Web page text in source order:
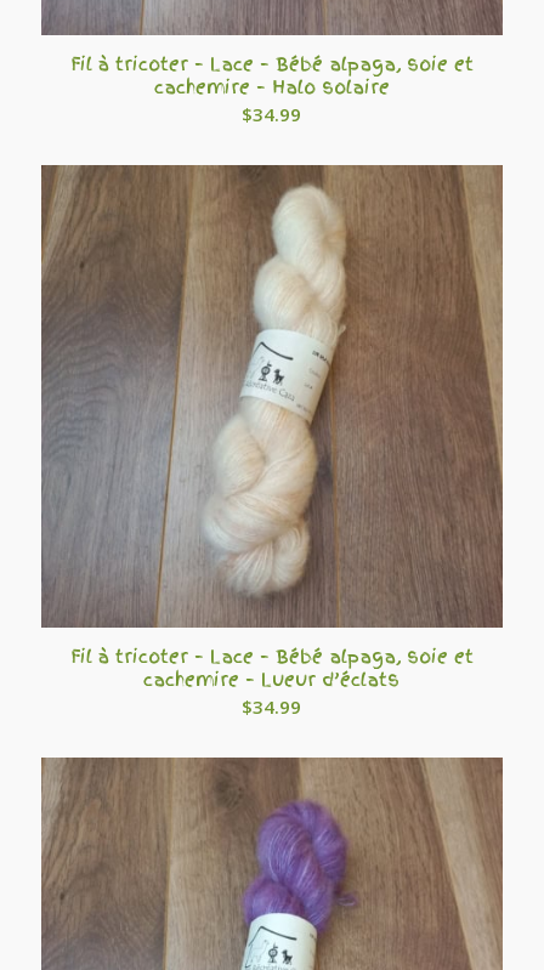
Fil à tricoter – Lace – Bébé alpaga, soie et
cachemire – Halo solaire
$34.99
Fil à tricoter – Lace – Bébé alpaga, soie et
cachemire – Lueur d’éclats
$34.99